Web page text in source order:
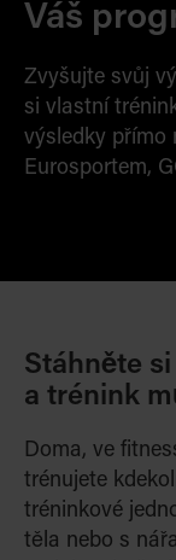
Váš
Zvyšujte svůj
si vlastní
výsledky přímo
Eurosportem,
Stáhněte
a trénink
Doma, ve
trénujete
tréninkové
těla nebo s